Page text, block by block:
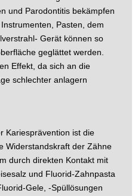
und Parodontitis bekämpfen
Pasten, dem
Gerät können so
geglättet werden.
Effekt, da sich an die
schlechter anlagern
Kariesprävention ist die
Widerstandskraft der Zähne
durch direkten Kontakt mit
und Fluorid-Zahnpasta
Gele, -Spüllösungen